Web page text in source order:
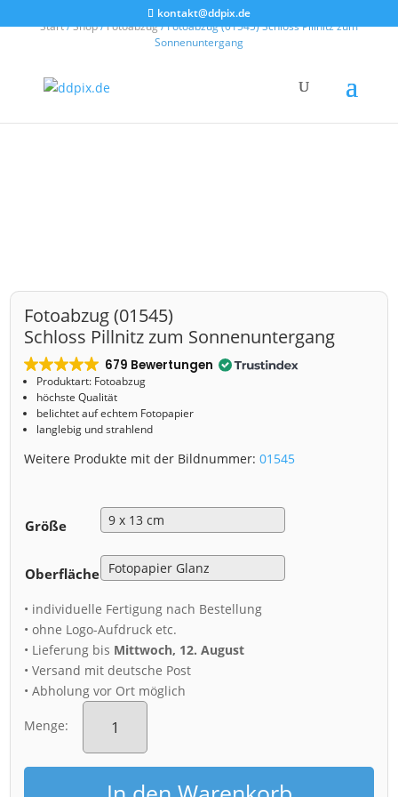
kontakt@ddpix.de
Start/Shop/Fotoabzug/ Fotoabzug (01545) Schloss Pillnitz zum
Sonnenuntergang
Fotoabzug (01545)
Schloss Pillnitz zum Sonnenuntergang
679 Bewertungen
Produktart: Fotoabzug
höchste Qualität
belichtet auf echtem Fotopapier
langlebig und strahlend
Weitere Produkte mit der Bildnummer:01545
Größe
Oberfläche
• individuelle Fertigung nach Bestellung
• ohne Logo-Aufdruck etc.
• Lieferung bis Mittwoch, 12. August
• Versand mit deutsche Post
• Abholung vor Ort möglich
Menge:
Fotoabzug
(01545)
Pillnitz
zum
Sonnenuntergang